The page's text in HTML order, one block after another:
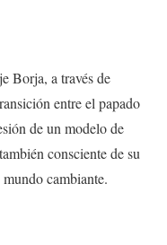
Borja, a través de
entre el papado
de un modelo de
consciente de su
cambiante.